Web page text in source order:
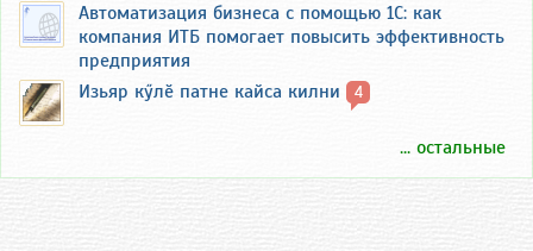
Автоматизация бизнеса с помощью 1С: как
компания ИТБ помогает повысить эффективность
предприятия
Изьяр кӳлӗ патне кайса килни
4
... остальные